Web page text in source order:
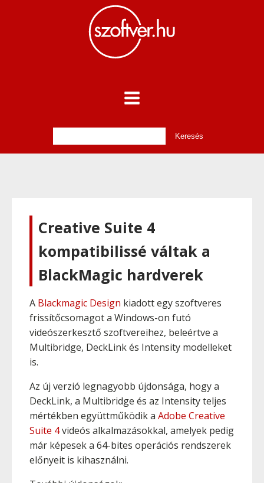
Creative Suite 4
kompatibilissé váltak a
BlackMagic hardverek
A Blackmagic Design kiadott egy szoftveres
frissítőcsomagot a Windows-on futó
videószerkesztő szoftvereihez, beleértve a
Multibridge, DeckLink és Intensity modelleket
is.
Az új verzió legnagyobb újdonsága, hogy a
DeckLink, a Multibridge és az Intensity teljes
mértékben együttműködik a Adobe Creative
Suite 4videós alkalmazásokkal, amelyek pedig
már képesek a 64-bites operációs rendszerek
előnyeit is kihasználni.